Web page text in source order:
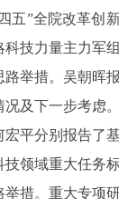
五”全院改革创
科技力量主力军
路举措。吴朝晖
及下一步考虑
宏平分别报告了
技领域重大任务
举措。重大专项